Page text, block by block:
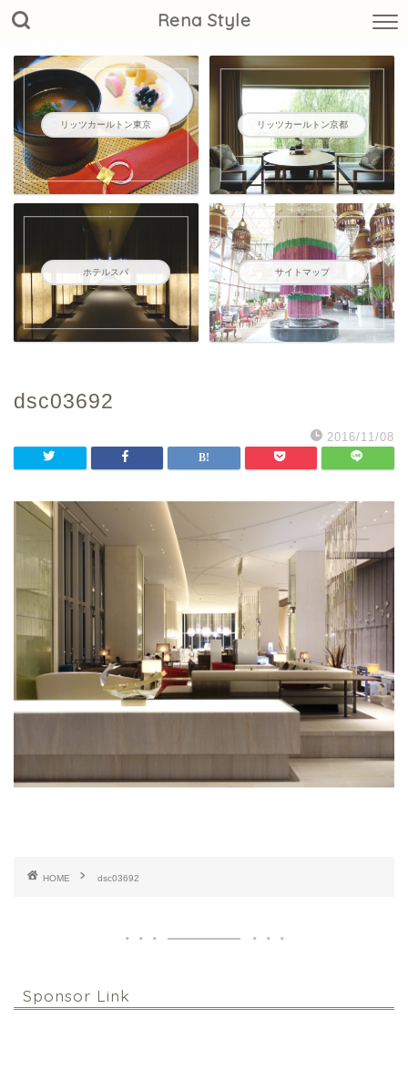
Rena Style
リッツカールトン東京 リッツカールトン京都
ホテルスパ サイトマップ
dsc03692
2016/11/08
HOME dsc03692
Sponsor Link